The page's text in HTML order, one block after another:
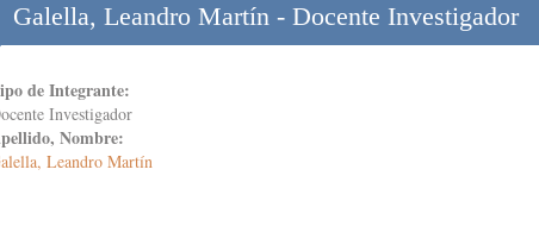
Galella, Leandro Martín - Docente Investigador
de Integrante:
Investigador
Nombre:
Leandro Martín